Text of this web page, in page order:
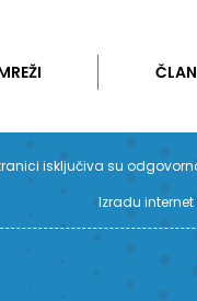
isključiva su
Izradu